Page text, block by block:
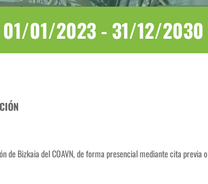
01/01/2023-31/12/2030
de Bizkaia del COAVN, de forma presencial mediante cita previa o